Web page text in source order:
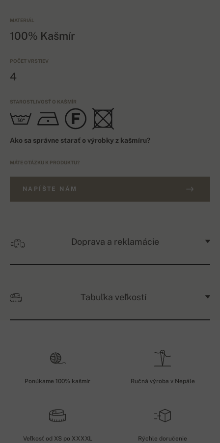
MATERIÁL
100% Kašmír
POČET VRSTIEV
4
STAROSTLIVOSŤ O KAŠMÍR
Ako sa správne starať o výrobky z kašmíru?
MÁTE OTÁZKU K PRODUKTU?
NAPÍŠTE NÁM
Doprava a reklamácie
Tabuľka veľkostí
Ponúkame 100% kašmír Ručná výroba v Nepále
Veľkosť od XS po XXXXL Rýchle doručenie